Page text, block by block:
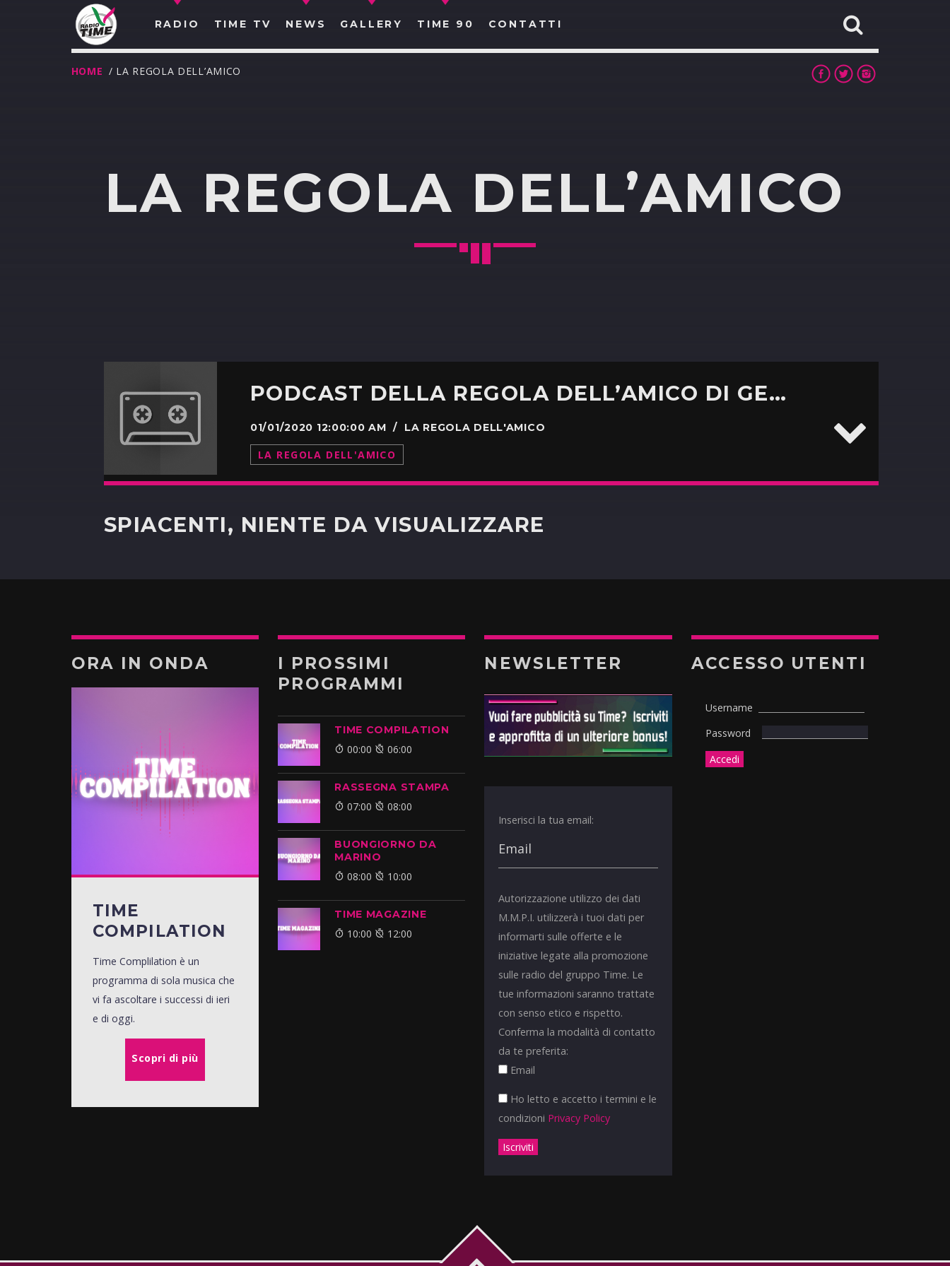
RADIO TIME TV NEWS GALLERY TIME 90 CONTATTI
HOME / LA REGOLA DELL’AMICO
LA REGOLA DELL’AMICO
PODCAST DELLA REGOLA DELL’AMICO DI GENNAIO
01/01/2020 12:00:00 AM / LA REGOLA DELL'AMICO
LA REGOLA DELL'AMICO
SPIACENTI, NIENTE DA VISUALIZZARE
ORA IN ONDA
TIME
COMPILATION
Time Complilation è un
programma di sola musica che
vi fa ascoltare i successi di ieri
e di oggi.
Scopri di più
I PROSSIMI
PROGRAMMI
TIME COMPILATION
00:00 06:00
RASSEGNA STAMPA
07:00 08:00
BUONGIORNO DA
MARINO
08:00 10:00
TIME MAGAZINE
10:00 12:00
NEWSLETTER
Inserisci la tua email:
Autorizzazione utilizzo dei dati
M.M.P.I. utilizzerà i tuoi dati per
informarti sulle offerte e le
iniziative legate alla promozione
sulle radio del gruppo Time. Le
tue informazioni saranno trattate
con senso etico e rispetto.
Conferma la modalità di contatto
da te preferita:
Email
Ho letto e accetto i termini e le
condizioni Privacy Policy
ACCESSO UTENTI
Username
Password